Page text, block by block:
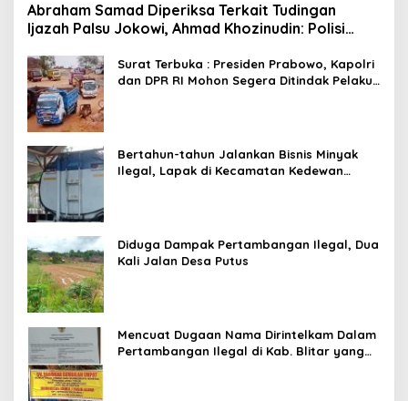
Abraham Samad Diperiksa Terkait Tudingan
Ijazah Palsu Jokowi, Ahmad Khozinudin: Polisi
Surat Terbuka : Presiden Prabowo, Kapolri
dan DPR RI Mohon Segera Ditindak Pelaku
Bertahun-tahun Jalankan Bisnis Minyak
Ilegal, Lapak di Kecamatan Kedewan
Diduga Dampak Pertambangan Ilegal, Dua
Kali Jalan Desa Putus
Mencuat Dugaan Nama Dirintelkam Dalam
Pertambangan Ilegal di Kab. Blitar yang